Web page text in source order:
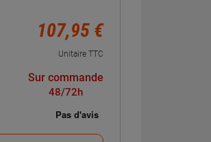
107,95 €
Unitaire TTC
Sur commande
48/72h